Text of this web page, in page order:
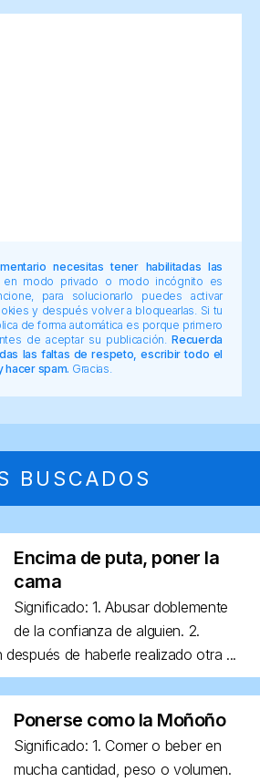
necesitas tener habilitadas las
en modo privado o modo incógnito es
para solucionarlo puedes activar
y después volver a bloquearlas. Si tu
de forma automática es porque primero
de aceptar su publicación.Recuerda
las faltas de respeto, escribir todo el
hacer spam. Gracias.
BUSCADOS
Encima de puta, poner la
cama
Significado: 1. Abusar doblemente
de la confianza de alguien. 2.
de haberle realizado otra ...
Ponerse como la Moñoño
Significado: 1. Comer o beber en
mucha cantidad, peso o volumen.